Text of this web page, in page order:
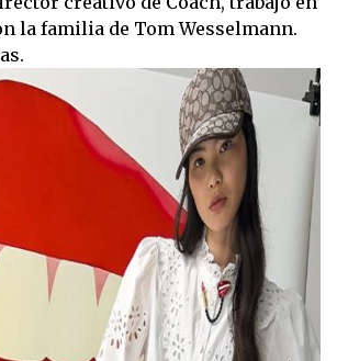
la familia de Tom Wesselmann.